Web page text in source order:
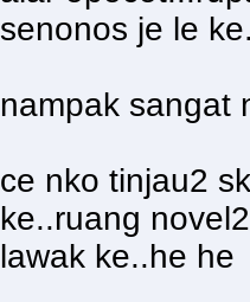
senonos je le
nampak sangat
ce nko tinjau2
ke..ruang
lawak ke..he he